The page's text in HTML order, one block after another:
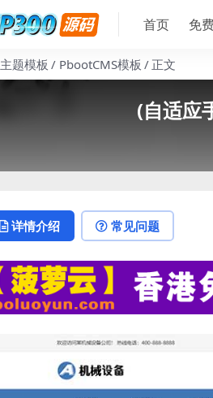
首页 免
主题模板 PbootCMS模板 正文
(自适应
详情介绍 常见问题